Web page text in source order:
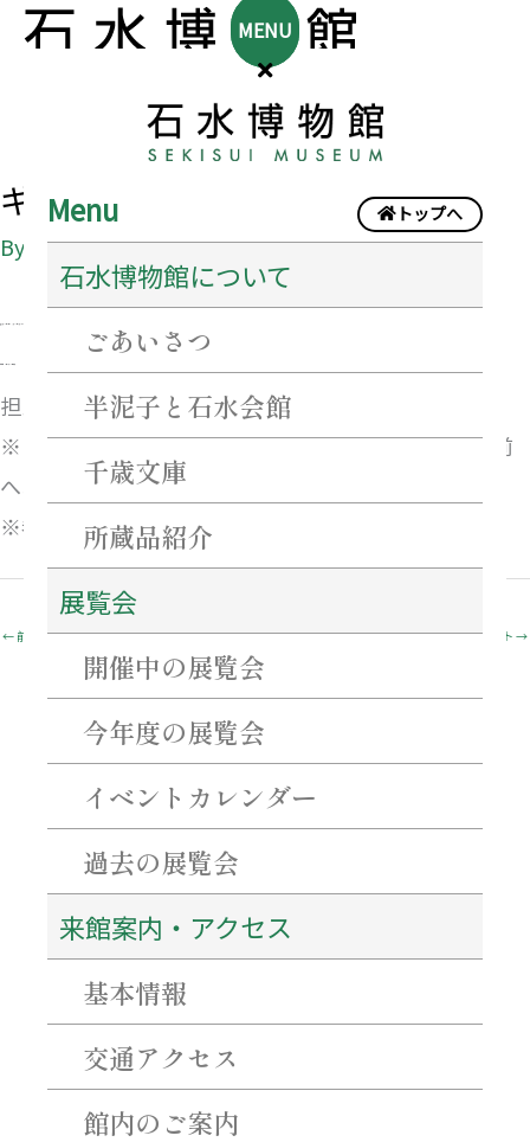
MENU
トップへ
Menu
石水博物館について
ごあいさつ
半泥子と石水会館
千歳文庫
所蔵品紹介
展覧会
開催中の展覧会
今年度の展覧会
イベントカレンダー
過去の展覧会
来館案内・アクセス
基本情報
交通アクセス
館内のご案内
ギャラリートーク
By sekisui@creator/2026年8月15日
担当学芸員が展示室にて展覧会をご案内します。
※申し込みは不要。当日14時までに石水博物館受付前
へお越しください。
※参加費は無料ですが、当日の入館料が必要です。
← 前のイベント 次のイベント →
ネーミングライツ・パートナーを募集します！
【重要・必ずご確認ください】7月31日～8月2日にかけての当館駐車場について。
特別企画「花押（サイン）を作ろう！書こう！」 開催のご案内
シンポジウム「西来寺の宝物の魅力にせまる」を開催します！
アーカイブ